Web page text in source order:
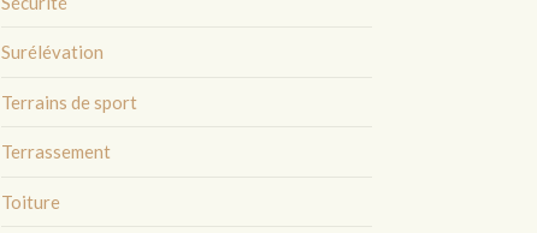
Surélévation
Terrains de sport
Terrassement
Toiture